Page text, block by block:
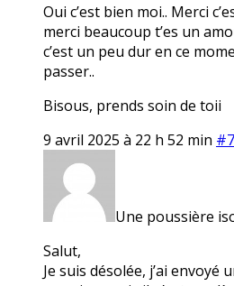
Oui c’est bien moi.. Merci
merci beaucoup t’es un
c’est un peu dur en ce
passer..
Bisous, prends soin de toii
9 avril 2025 à 22 h 52 min
Une poussière
Salut,
Je suis désolée, j’ai envoyé